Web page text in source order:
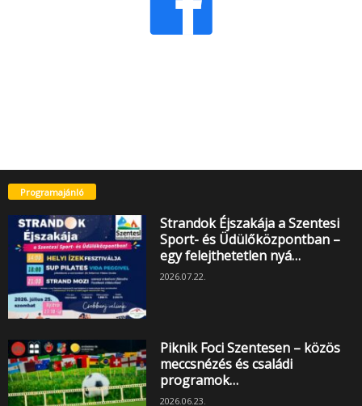
Programajánló
Strandok Éjszakája a Szentesi
Sport- és Üdülőközpontban –
egy felejthetetlen nyá…
2026.07.22.
Piknik Foci Szentesen – közös
meccsnézés és családi
programok…
2026.06.23.